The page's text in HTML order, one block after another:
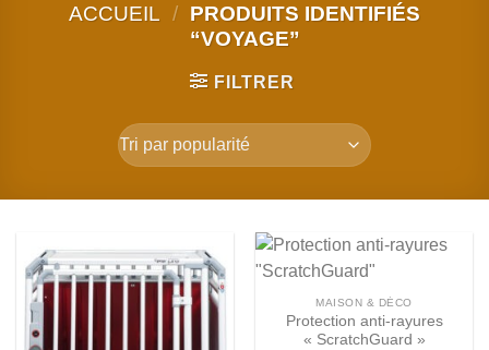
ACCUEIL / PRODUITS IDENTIFIÉS
“VOYAGE”
FILTRER
MAISON & DÉCO
Protection anti-rayures
« ScratchGuard »